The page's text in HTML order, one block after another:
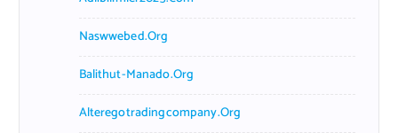
Naswwebed.org
Balithut-Manado.org
Alteregotradingcompany.org